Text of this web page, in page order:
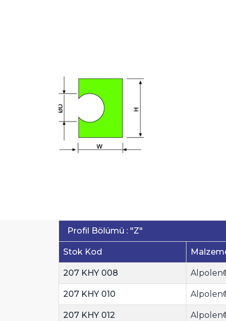
Profil Bölümü : "Z"
Stok Kod
207 KHY 008
207 KHY 010
207 KHY 012